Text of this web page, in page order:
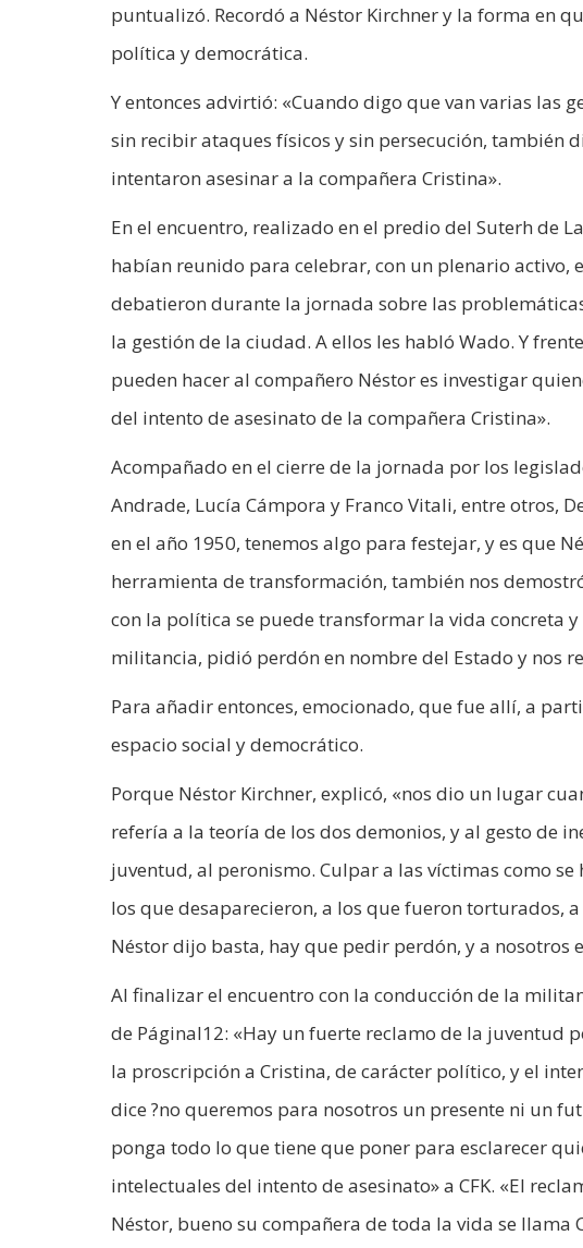
puntualizó. Recordó a Néstor Kirchner y la forma en
política y democrática.
Y entonces advirtió: «Cuando digo que van varias las
sin recibir ataques físicos y sin persecución, también
intentaron asesinar a la compañera Cristina».
En el encuentro, realizado en el predio del Suterh de
habían reunido para celebrar, con un plenario activo,
debatieron durante la jornada sobre las
la gestión de la ciudad. A ellos les habló Wado. Y
pueden hacer al compañero Néstor es investigar
del intento de asesinato de la compañera Cristina».
Acompañado en el cierre de la jornada por los
Andrade, Lucía Cámpora y Franco Vitali, entre otros,
en el año 1950, tenemos algo para festejar, y es que
herramienta de transformación, también nos
con la política se puede transformar la vida concreta
militancia, pidió perdón en nombre del Estado y nos
Para añadir entonces, emocionado, que fue allí, a
espacio social y democrático.
Porque Néstor Kirchner, explicó, «nos dio un lugar
refería a la teoría de los dos demonios, y al gesto de
juventud, al peronismo. Culpar a las víctimas como
los que desaparecieron, a los que fueron torturados,
Néstor dijo basta, hay que pedir perdón, y a nosotros
Al finalizar el encuentro con la conducción de la
de PáginaI12: «Hay un fuerte reclamo de la juventud
la proscripción a Cristina, de carácter político, y el
dice ?no queremos para nosotros un presente ni un
ponga todo lo que tiene que poner para esclarecer
intelectuales del intento de asesinato» a CFK. «El
Néstor, bueno su compañera de toda la vida se llama